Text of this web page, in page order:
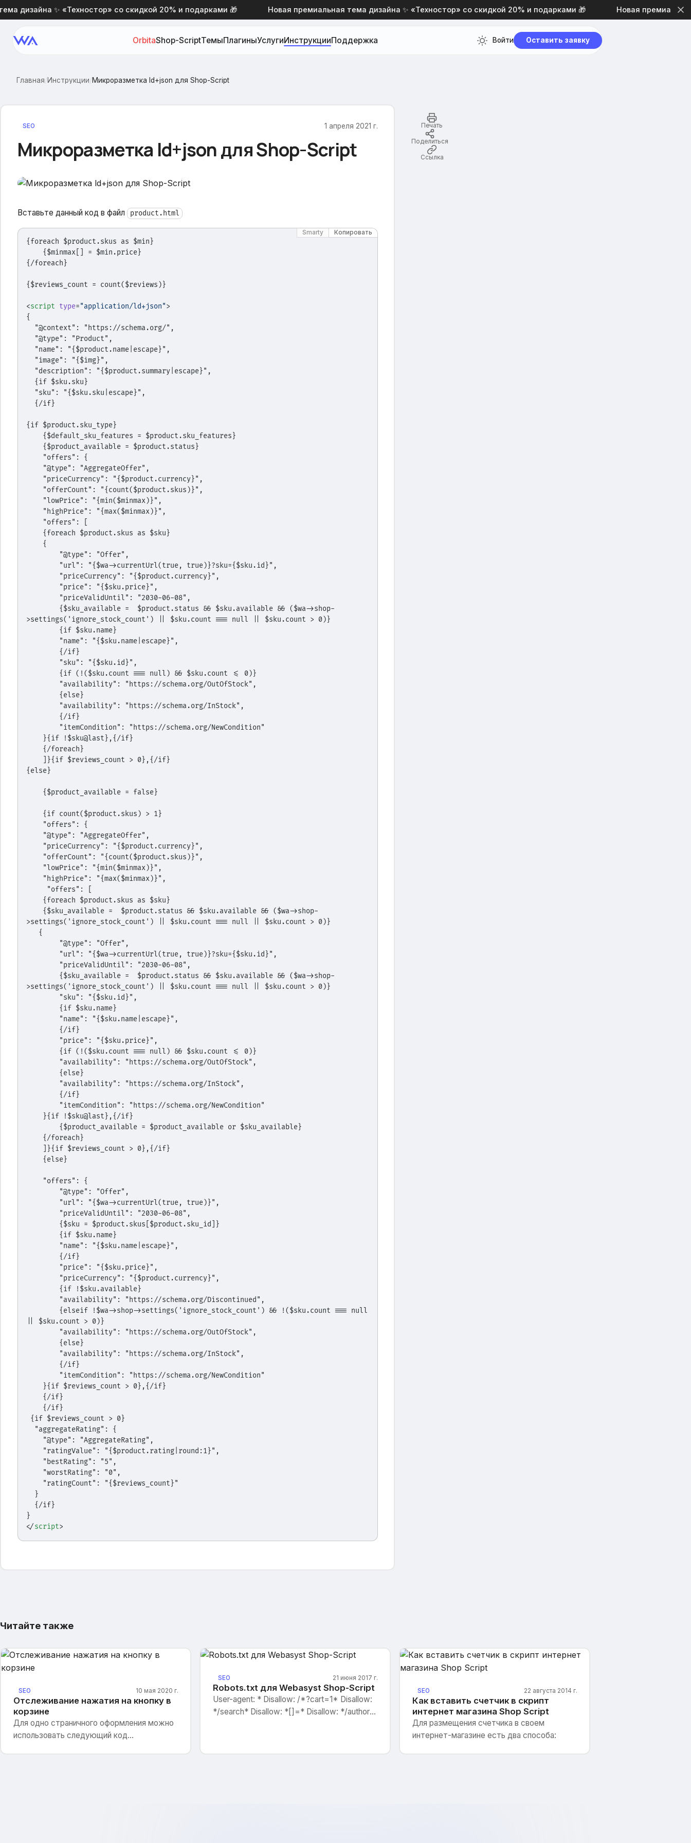
✨ «Техностор» со скидкой 20% и подарками 🎁 Новая премиальная тема дизайна ✨ «Техностор» со скидкой 20% и подарками 🎁 Новая премиальная
OrbitaShop-ScriptТемыПлагиныУслугиИнструкцииПоддержка Войти Оставить заявку
Главная/Инструкции/Микроразметка ld+json для Shop-Script
SEO 1 апреля 2021 г.
Микроразметка ld+json для Shop-Script
Вставьте данный код в файл product.html
Smarty Копировать
{foreach $product.skus as $min}
    {$minmax[] = $min.price}
{/foreach}
{$reviews_count = count($reviews)}
<script type="application/ld+json">
{
  "@context": "https://schema.org/",
  "@type": "Product",
  "name": "{$product.name|escape}",
  "image": "{$img}",
  "description": "{$product.summary|escape}",
  {if $sku.sku}
  "sku": "{$sku.sku|escape}",
  {/if}
{if $product.sku_type}
    {$default_sku_features = $product.sku_features}
    {$product_available = $product.status}
    "offers": {
    "@type": "AggregateOffer",
    "priceCurrency": "{$product.currency}",
    "offerCount": "{count($product.skus)}",
    "lowPrice": "{min($minmax)}",
    "highPrice": "{max($minmax)}",
    "offers": [
    {foreach $product.skus as $sku}
    {
        "@type": "Offer",
        "url": "{$wa->currentUrl(true, true)}?sku={$sku.id}",
        "priceCurrency": "{$product.currency}",
        "price": "{$sku.price}",
        "priceValidUntil": "2030-06-08",
>settings('ignore_stock_count') || $sku.count === null || $sku.count > 0)}
        {if $sku.name}
        "name": "{$sku.name|escape}",
        {/if}
        "sku": "{$sku.id}",
        {if (!($sku.count === null) && $sku.count <= 0)}
        "availability": "https://schema.org/OutOfStock",
        {else}
        "availability": "https://schema.org/InStock",
        {/if}
        "itemCondition": "https://schema.org/NewCondition"
    }{if !$sku@last},{/if}
    {/foreach}
    ]}{if $reviews_count > 0},{/if}
{else}
    {$product_available = false}
    {if count($product.skus) > 1}
    "offers": {
    "@type": "AggregateOffer",
    "priceCurrency": "{$product.currency}",
    "offerCount": "{count($product.skus)}",
    "lowPrice": "{min($minmax)}",
    "highPrice": "{max($minmax)}",
     "offers": [
    {foreach $product.skus as $sku}
>settings('ignore_stock_count') || $sku.count === null || $sku.count > 0)}
   {
        "@type": "Offer",
        "url": "{$wa->currentUrl(true, true)}?sku={$sku.id}",
        "priceValidUntil": "2030-06-08",
>settings('ignore_stock_count') || $sku.count === null || $sku.count > 0)}
        "sku": "{$sku.id}",
        {if $sku.name}
        "name": "{$sku.name|escape}",
        {/if}
        "price": "{$sku.price}",
        {if (!($sku.count === null) && $sku.count <= 0)}
        "availability": "https://schema.org/OutOfStock",
        {else}
        "availability": "https://schema.org/InStock",
        {/if}
        "itemCondition": "https://schema.org/NewCondition"
    }{if !$sku@last},{/if}
        {$product_available = $product_available or $sku_available}
    {/foreach}
    ]}{if $reviews_count > 0},{/if}
    {else}
    "offers": {
        "@type": "Offer",
        "url": "{$wa->currentUrl(true, true)}",
        "priceValidUntil": "2030-06-08",
        {$sku = $product.skus[$product.sku_id]}
        {if $sku.name}
        "name": "{$sku.name|escape}",
        {/if}
        "price": "{$sku.price}",
        "priceCurrency": "{$product.currency}",
        {if !$sku.available}
        "availability": "https://schema.org/Discontinued",
|| $sku.count > 0)}
        "availability": "https://schema.org/OutOfStock",
        {else}
        "availability": "https://schema.org/InStock",
        {/if}
        "itemCondition": "https://schema.org/NewCondition"
    }{if $reviews_count > 0},{/if}
    {/if}
    {/if}
{if $reviews_count > 0}
  "aggregateRating": {
    "@type": "AggregateRating",
    "ratingValue": "{$product.rating|round:1}",
    "bestRating": "5",
    "worstRating": "0",
    "ratingCount": "{$reviews_count}"
  }
  {/if}
}
</script>
Печать
Поделиться
Ссылка
Читайте также
SEO 10 мая 2020 г.
Отслеживание нажатия на кнопку в
корзине
Для одно страничного оформления можно
использовать следующий код
SEO 21 июня 2017 г.
Robots.txt для Webasyst Shop-Script
User-agent: * Disallow: /*?cart=1* Disallow:
*/search* Disallow: *[]=* Disallow: */author/*
SEO 22 августа 2014 г.
Как вставить счетчик в скрипт
интернет магазина Shop Script
Для размещения счетчика в своем
интернет-магазине есть два способа: